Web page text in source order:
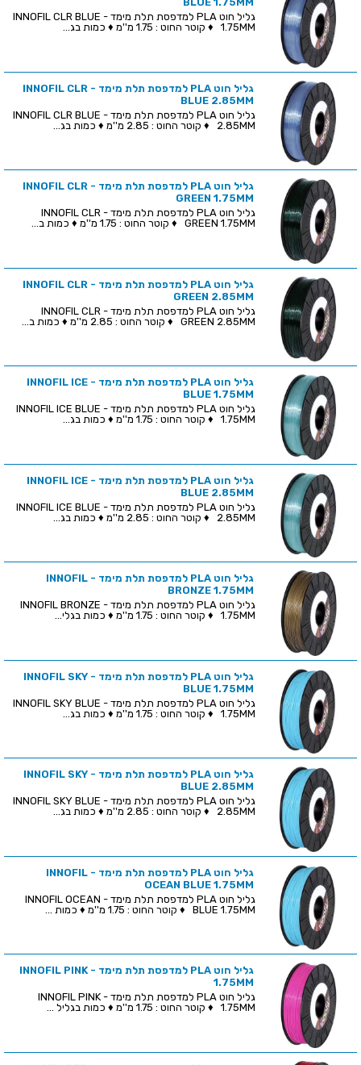
גליל חוט PLA למדפסת תלת מימד - INNOFIL CLR BLUE
1.75MM ♦ קוטר החוט : 1.75 מ''מ ♦ כמות בג...
גליל חוט PLA למדפסת תלת מימד - INNOFIL CLR
BLUE 2.85MM
גליל חוט PLA למדפסת תלת מימד - INNOFIL CLR BLUE
2.85MM ♦ קוטר החוט : 2.85 מ''מ ♦ כמות בג...
גליל חוט PLA למדפסת תלת מימד - INNOFIL CLR
GREEN 1.75MM
גליל חוט PLA למדפסת תלת מימד - INNOFIL CLR
GREEN 1.75MM ♦ קוטר החוט : 1.75 מ''מ ♦ כמות ב...
גליל חוט PLA למדפסת תלת מימד - INNOFIL CLR
GREEN 2.85MM
גליל חוט PLA למדפסת תלת מימד - INNOFIL CLR
GREEN 2.85MM ♦ קוטר החוט : 2.85 מ''מ ♦ כמות ב...
גליל חוט PLA למדפסת תלת מימד - INNOFIL ICE
BLUE 1.75MM
גליל חוט PLA למדפסת תלת מימד - INNOFIL ICE BLUE
1.75MM ♦ קוטר החוט : 1.75 מ''מ ♦ כמות בג...
גליל חוט PLA למדפסת תלת מימד - INNOFIL ICE
BLUE 2.85MM
גליל חוט PLA למדפסת תלת מימד - INNOFIL ICE BLUE
2.85MM ♦ קוטר החוט : 2.85 מ''מ ♦ כמות בג...
גליל חוט PLA למדפסת תלת מימד - INNOFIL
BRONZE 1.75MM
גליל חוט PLA למדפסת תלת מימד - INNOFIL BRONZE
1.75MM ♦ קוטר החוט : 1.75 מ''מ ♦ כמות בגלי...
גליל חוט PLA למדפסת תלת מימד - INNOFIL SKY
BLUE 1.75MM
גליל חוט PLA למדפסת תלת מימד - INNOFIL SKY BLUE
1.75MM ♦ קוטר החוט : 1.75 מ''מ ♦ כמות בג...
גליל חוט PLA למדפסת תלת מימד - INNOFIL SKY
BLUE 2.85MM
גליל חוט PLA למדפסת תלת מימד - INNOFIL SKY BLUE
2.85MM ♦ קוטר החוט : 2.85 מ''מ ♦ כמות בג...
גליל חוט PLA למדפסת תלת מימד - INNOFIL
OCEAN BLUE 1.75MM
גליל חוט PLA למדפסת תלת מימד - INNOFIL OCEAN
BLUE 1.75MM ♦ קוטר החוט : 1.75 מ''מ ♦ כמות ...
גליל חוט PLA למדפסת תלת מימד - INNOFIL PINK
1.75MM
גליל חוט PLA למדפסת תלת מימד - INNOFIL PINK
1.75MM ♦ קוטר החוט : 1.75 מ''מ ♦ כמות בגליל ...